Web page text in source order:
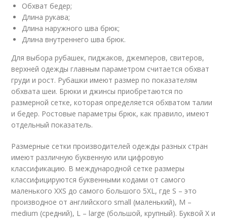
Обхват бедер;
Длина рукава;
Длина наружного шва брюк;
Длина внутреннего шва брюк.
Для выбора рубашек, пиджаков, джемперов, свитеров,
верхней одежды главным параметром считается обхват
груди и рост. Рубашки имеют размер по показателям
обхвата шеи. Брюки и джинсы приобретаются по
размерной сетке, которая определяется обхватом талии
и бедер. Ростовые параметры брюк, как правило, имеют
отдельный показатель.
Размерные сетки производителей одежды разных стран
имеют различную буквенную или цифровую
классификацию. В международной сетке размеры
классифицируются буквенными кодами от самого
маленького XXS до самого большого 5XL, где S – это
производное от английского small (маленький), M –
medium (средний), L – large (большой, крупный). Буквой X и